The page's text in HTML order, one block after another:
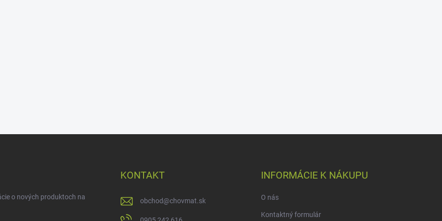
o nových produktoch na
KONTAKT
obchod@chovmat.sk
INFORMÁCIE K NÁKUPU
O nás
Kontaktný formulár